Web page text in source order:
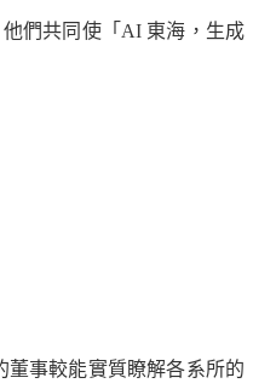
們共同使「AI 東海，生成
董事較能實質瞭解各系所的